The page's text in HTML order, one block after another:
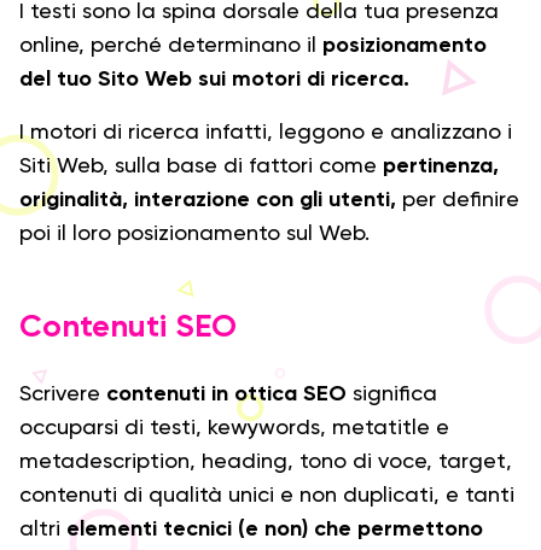
I testi sono la spina dorsale della tua presenza
online, perché determinano il posizionamento
del tuo Sito Web sui motori di ricerca.
I motori di ricerca infatti, leggono e analizzano i
Siti Web, sulla base di fattori come pertinenza,
originalità, interazione con gli utenti, per definire
poi il loro posizionamento sul Web.
Contenuti SEO
Scrivere contenuti in ottica SEO significa
occuparsi di testi, kewywords, metatitle e
metadescription, heading, tono di voce, target,
contenuti di qualità unici e non duplicati, e tanti
altri elementi tecnici (e non) che permettono